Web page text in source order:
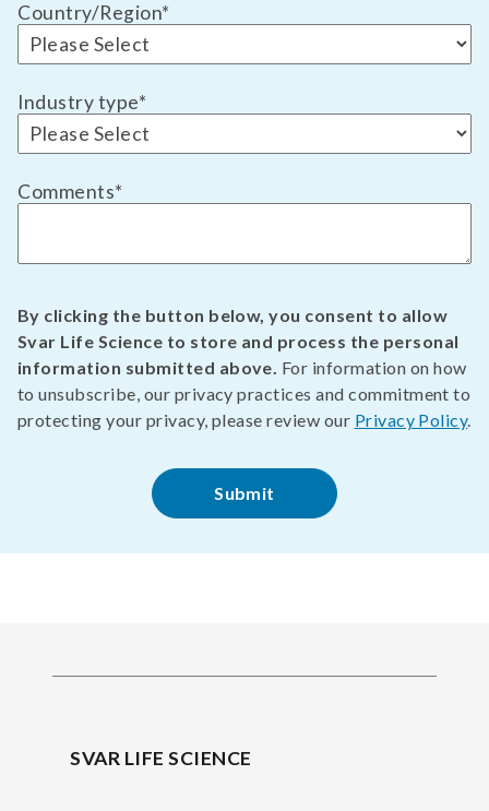
Country/Region*
Industry type*
Comments*
By clicking the button below, you consent to allow
Svar Life Science to store and process the personal
information submitted above. For information on how
to unsubscribe, our privacy practices and commitment to
protecting your privacy, please review our Privacy Policy.
SVAR LIFE SCIENCE